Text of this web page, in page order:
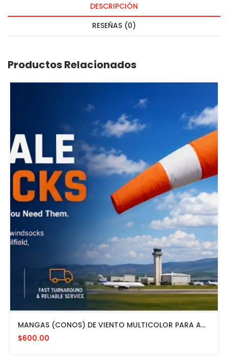
DESCRIPCIÓN
RESEÑAS (0)
Productos Relacionados
MANGAS (CONOS) DE VIENTO MULTICOLOR PARA AVIACION CON HERRAJE DE MONTAJE A POSTE FAA L807. MADE IN USA. 24" DIAMETRO
$600.00